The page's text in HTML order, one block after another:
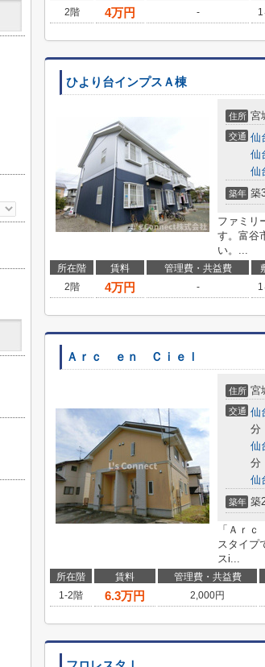
2階
4万円 - 1
ひより台インプスＡ棟
住所 宮
交通 仙
仙
仙
築年 築
ファミリ
す。富谷
い。...
所在階 賃料 管理費・共益費
2階
4万円 - 1
Ａｒｃ ｅｎ Ｃｉｅｌ
住所 宮
交通 仙
分
仙
分
仙
築年 築
「Ａｒ
スタイプ
スi...
所在階 賃料 管理費・共益費
1-2階
6.3万円 2,000円